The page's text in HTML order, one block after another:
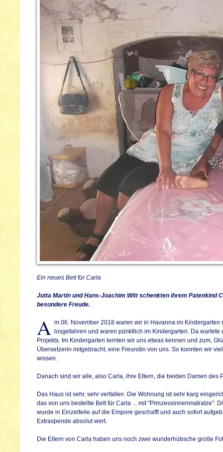
Ein neues Bett für Carla
Jutta Martin und Hans-Joachim Witt schenkten ihrem Patenkind
besondere Freude.
A m 06. November 2018 waren wir in Havanna im
losgefahren und waren pünktlich im Kindergarten. Da
Projekts. Im Kindergarten lernten wir uns etwas kennen und zum,
Übersetzerin mitgebracht, eine Freundin von uns. So konnten wir
wissen.
Danach sind wir alle, also Carla, ihre Eltern, die beiden Damen
Das Haus ist sehr, sehr verfallen. Die Wohnung ist sehr karg
das von uns bestellte Bett für Carla ... mit "Prinzessinnenmatratze".
wurde in Einzelteile auf die Empore geschafft und auch sofort
Extraspende absolut wert.
Die Eltern von Carla haben uns noch zwei wunderhübsche große